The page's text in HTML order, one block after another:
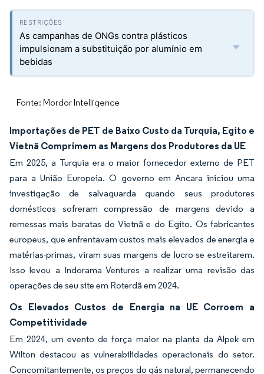
As campanhas de ONGs contra plásticos
impulsionam a substituição por alumínio em
bebidas
Fonte: Mordor Intelligence
Importações de PET de Baixo Custo da Turquia, Egito e
Vietnã Comprimem as Margens dos Produtores da UE
Em 2025, a Turquia era o maior fornecedor externo de PET
para a União Europeia. O governo em Ancara iniciou uma
investigação de salvaguarda quando seus produtores
domésticos sofreram compressão de margens devido a
remessas mais baratas do Vietnã e do Egito. Os fabricantes
europeus, que enfrentavam custos mais elevados de energia e
matérias-primas, viram suas margens de lucro se estreitarem.
Isso levou a Indorama Ventures a realizar uma revisão das
operações de seu site em Roterdã em 2024.
Os Elevados Custos de Energia na UE Corroem a
Competitividade
Em 2024, um evento de força maior na planta da Alpek em
Wilton destacou as vulnerabilidades operacionais do setor.
Concomitantemente, os preços do gás natural, permanecendo